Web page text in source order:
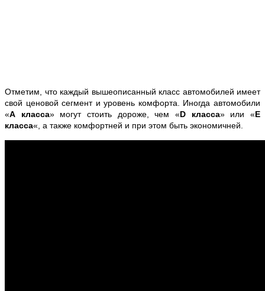
Отметим, что каждый вышеописанный класс автомобилей имеет
свой ценовой сегмент и уровень комфорта. Иногда автомобили
«А класса» могут стоить дороже, чем «D класса» или «Е
класса«, а также комфортней и при этом быть экономичней.